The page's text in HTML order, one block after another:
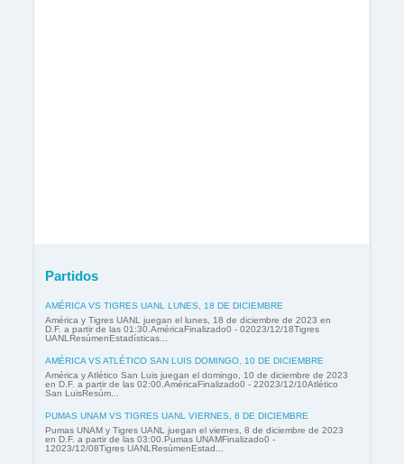
Partidos
AMÉRICA VS TIGRES UANL LUNES, 18 DE DICIEMBRE
América y Tigres UANL juegan el lunes, 18 de diciembre de 2023 en
D.F. a partir de las 01:30.AméricaFinalizado0 - 02023/12/18Tigres
UANLResúmenEstadísticas...
AMÉRICA VS ATLÉTICO SAN LUIS DOMINGO, 10 DE DICIEMBRE
América y Atlético San Luis juegan el domingo, 10 de diciembre de 2023
en D.F. a partir de las 02:00.AméricaFinalizado0 - 22023/12/10Atlético
San LuisResúm...
PUMAS UNAM VS TIGRES UANL VIERNES, 8 DE DICIEMBRE
Pumas UNAM y Tigres UANL juegan el viernes, 8 de diciembre de 2023
en D.F. a partir de las 03:00.Pumas UNAMFinalizado0 -
12023/12/08Tigres UANLResúmenEstad...